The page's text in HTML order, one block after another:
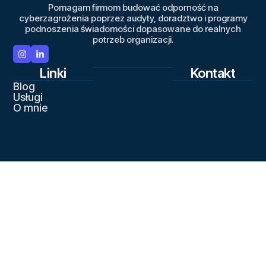
Pomagam firmom budować odporność na
cyberzagrożenia poprzez audyty, doradztwo i programy
podnoszenia świadomości dopasowane do realnych
potrzeb organizacji.
Linki
Blog
Usługi
O mnie
Kontakt